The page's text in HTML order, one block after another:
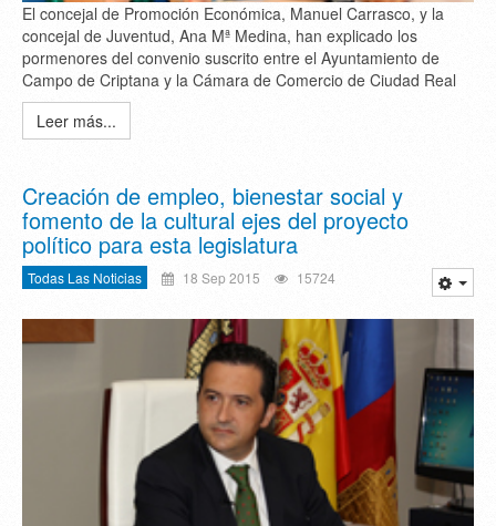
El concejal de Promoción Económica, Manuel Carrasco, y la
concejal de Juventud, Ana Mª Medina, han explicado los
pormenores del convenio suscrito entre el Ayuntamiento de
Campo de Criptana y la Cámara de Comercio de Ciudad Real
Leer más...
Creación de empleo, bienestar social y
fomento de la cultural ejes del proyecto
político para esta legislatura
Todas Las Noticias 18 Sep 2015 15724